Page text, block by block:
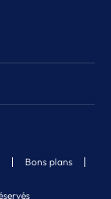
Bons plans